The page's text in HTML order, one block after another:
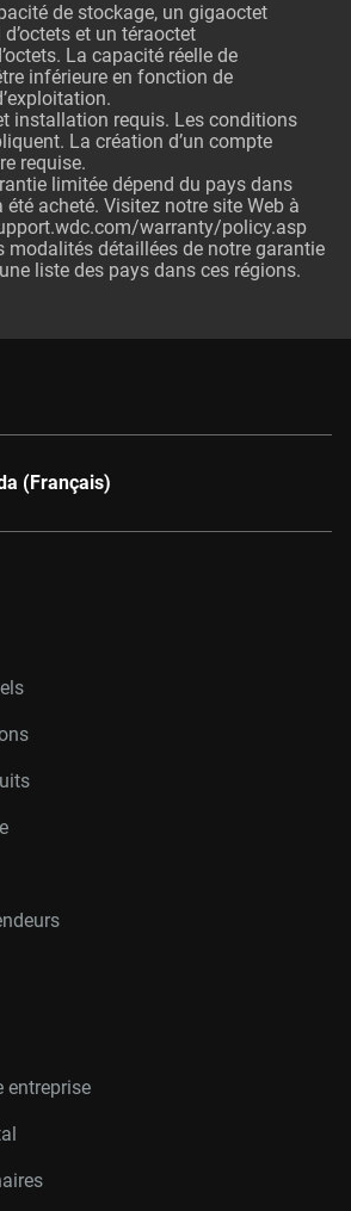
de stockage, un gigaoctet
et un téraoctet
La capacité réelle de
inférieure en fonction de
installation requis. Les conditions
La création d’un compte
requise.
limitée dépend du pays dans
acheté. Visitez notre site Web à
warranty/policy.asp
modalités détaillées de notre garantie
liste des pays dans ces régions.
(Français)
entreprise